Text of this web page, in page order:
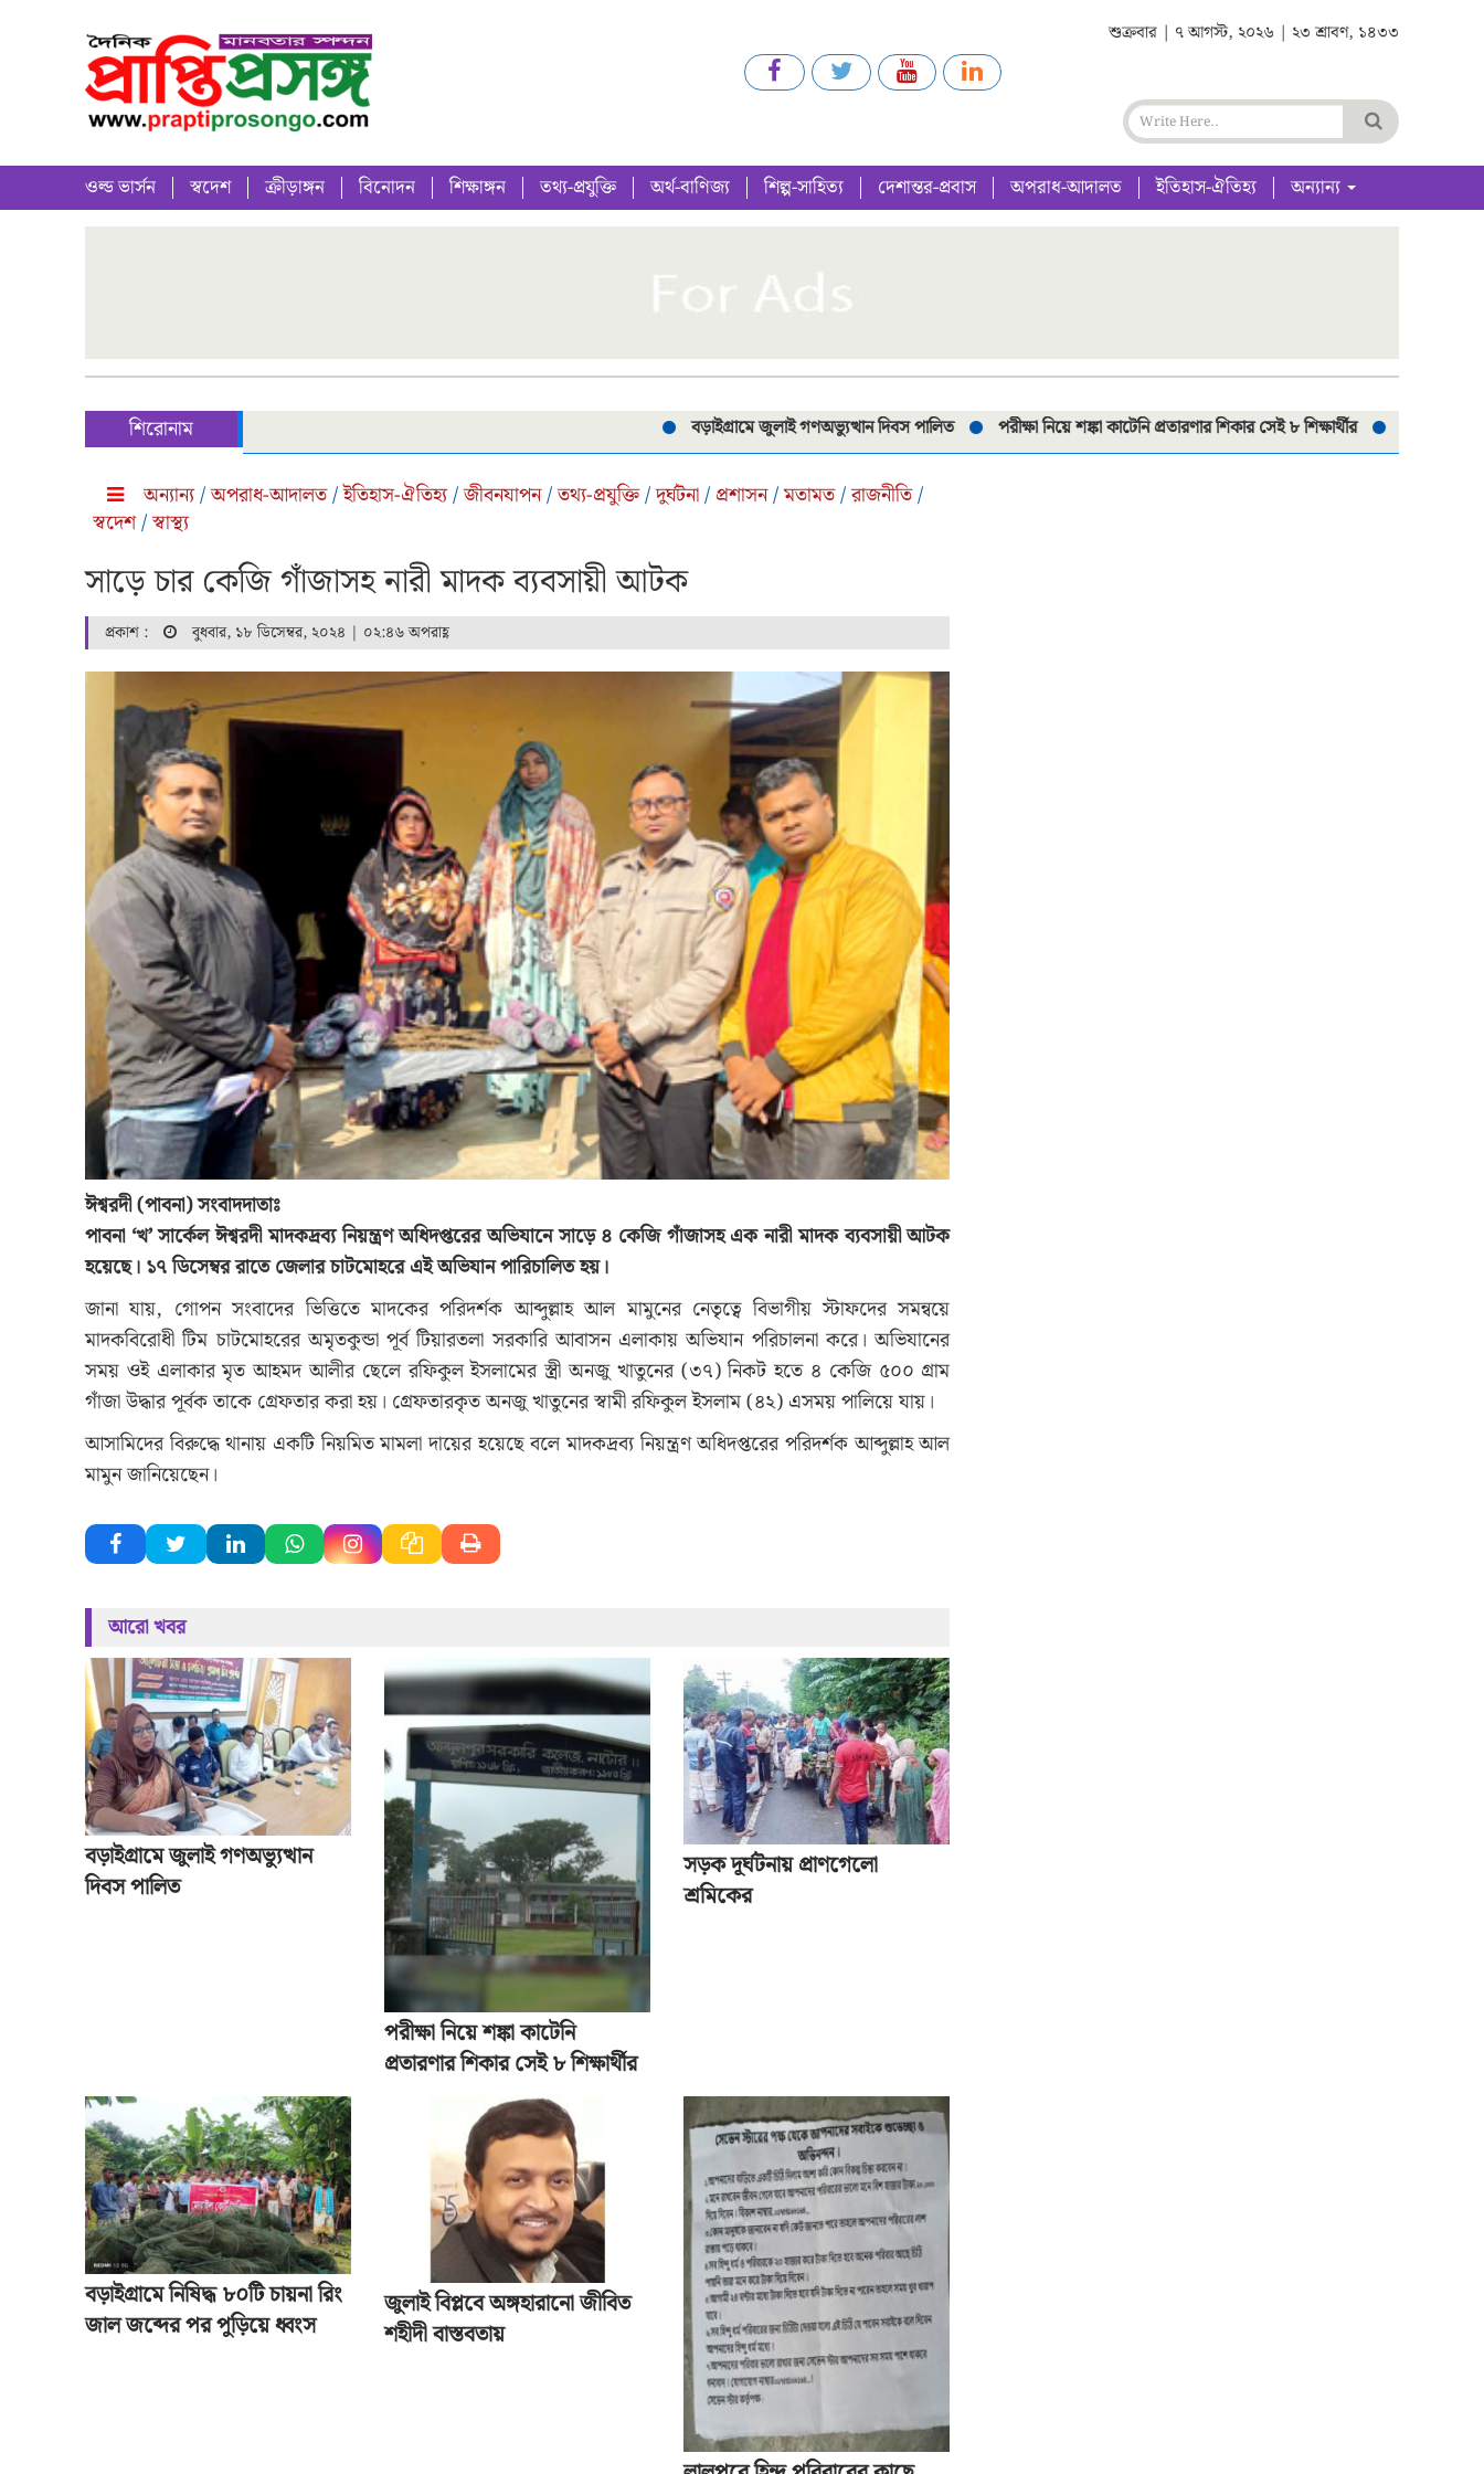
শুক্রবার | ৭ আগস্ট, ২০২৬ | ২৩ শ্রাবণ, ১৪৩৩
ওল্ড ভার্সন স্বদেশ ক্রীড়াঙ্গন বিনোদন শিক্ষাঙ্গন তথ্য-প্রযুক্তি অর্থ-বাণিজ্য শিল্প-সাহিত্য দেশান্তর-প্রবাস অপরাধ-আদালত ইতিহাস-ঐতিহ্য অন্যান্য
শিরোনাম বড়াইগ্রামে জুলাই গণঅভ্যুত্থান দিবস পালিত পরীক্ষা নিয়ে শঙ্কা কাটেনি প্রতারণার শিকার সেই ৮ শিক্ষার্থীর সড়ক দূর্ঘটনায়
অন্যান্য/অপরাধ-আদালত/ইতিহাস-ঐতিহ্য/জীবনযাপন/তথ্য-প্রযুক্তি/দুর্ঘটনা/ প্রশাসন/মতামত/রাজনীতি/
স্বদেশ/স্বাস্থ্য
সাড়ে চার কেজি গাঁজাসহ নারী মাদক ব্যবসায়ী আটক
প্রকাশ : বুধবার, ১৮ ডিসেম্বর, ২০২৪ | ০২:৪৬ অপরাহ্ণ
ঈশ্বরদী (পাবনা) সংবাদদাতাঃ
পাবনা ‘খ’ সার্কেল ঈশ্বরদী মাদকদ্রব্য নিয়ন্ত্রণ অধিদপ্তরের অভিযানে সাড়ে ৪ কেজি গাঁজাসহ এক নারী মাদক ব্যবসায়ী আটক
হয়েছে। ১৭ ডিসেম্বর রাতে জেলার চাটমোহরে এই অভিযান পারিচালিত হয়।
জানা যায়, গোপন সংবাদের ভিত্তিতে মাদকের পরিদর্শক আব্দুল্লাহ আল মামুনের নেতৃত্বে বিভাগীয় স্টাফদের সমন্বয়ে
মাদকবিরোধী টিম চাটমোহরের অমৃতকুন্ডা পূর্ব টিয়ারতলা সরকারি আবাসন এলাকায় অভিযান পরিচালনা করে। অভিযানের
সময় ওই এলাকার মৃত আহমদ আলীর ছেলে রফিকুল ইসলামের স্ত্রী অনজু খাতুনের (৩৭) নিকট হতে ৪ কেজি ৫০০ গ্রাম
গাঁজা উদ্ধার পূর্বক তাকে গ্রেফতার করা হয়। গ্রেফতারকৃত অনজু খাতুনের স্বামী রফিকুল ইসলাম (৪২) এসময় পালিয়ে যায়।
আসামিদের বিরুদ্ধে থানায় একটি নিয়মিত মামলা দায়ের হয়েছে বলে মাদকদ্রব্য নিয়ন্ত্রণ অধিদপ্তরের পরিদর্শক আব্দুল্লাহ আল
মামুন জানিয়েছেন।
আরো খবর
বড়াইগ্রামে জুলাই গণঅভ্যুত্থান
দিবস পালিত
পরীক্ষা নিয়ে শঙ্কা কাটেনি
প্রতারণার শিকার সেই ৮ শিক্ষার্থীর
সড়ক দূর্ঘটনায় প্রাণগেলো
শ্রমিকের
বড়াইগ্রামে নিষিদ্ধ ৮০টি চায়না রিং
জাল জব্দের পর পুড়িয়ে ধ্বংস
জুলাই বিপ্লবে অঙ্গহারানো জীবিত
শহীদী বাস্তবতায়